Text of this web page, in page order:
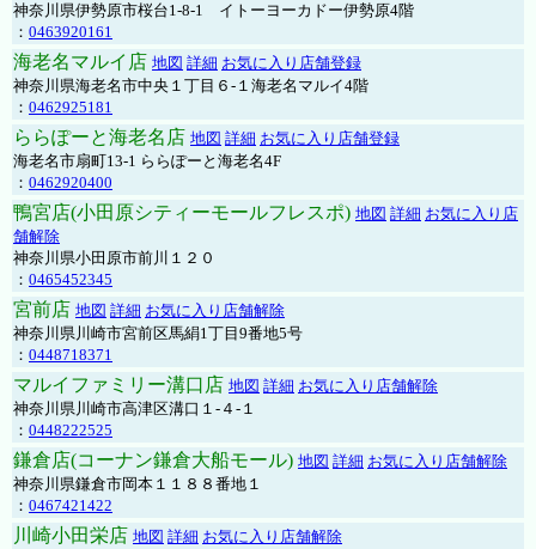
神奈川県伊勢原市桜台1-8-1 イトーヨーカドー伊勢原4階
： 0463920161
海老名マルイ店 地図 詳細 お気に入り店舗登録
神奈川県海老名市中央１丁目６-１海老名マルイ4階
： 0462925181
ららぽーと海老名店 地図 詳細 お気に入り店舗登録
海老名市扇町13-1 ららぽーと海老名4F
： 0462920400
鴨宮店(小田原シティーモールフレスポ) 地図 詳細 お気に入り店
舗解除
神奈川県小田原市前川１２０
： 0465452345
宮前店 地図 詳細 お気に入り店舗解除
神奈川県川崎市宮前区馬絹1丁目9番地5号
： 0448718371
マルイファミリー溝口店 地図 詳細 お気に入り店舗解除
神奈川県川崎市高津区溝口１-４-１
： 0448222525
鎌倉店(コーナン鎌倉大船モール) 地図 詳細 お気に入り店舗解除
神奈川県鎌倉市岡本１１８８番地１
： 0467421422
川崎小田栄店 地図 詳細 お気に入り店舗解除